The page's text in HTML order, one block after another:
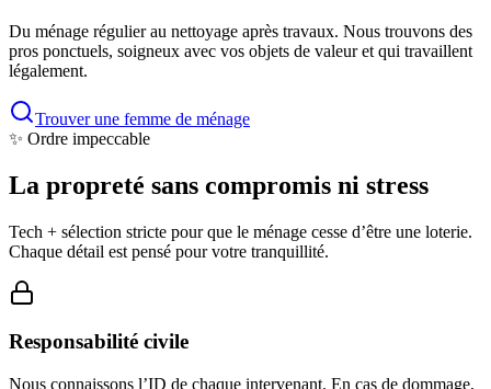
Du ménage régulier au nettoyage après travaux. Nous trouvons des
pros ponctuels, soigneux avec vos objets de valeur et qui travaillent
légalement.
Trouver une femme de ménage
✨ Ordre impeccable
La propreté sans compromis ni stress
Tech + sélection stricte pour que le ménage cesse d’être une loterie.
Chaque détail est pensé pour votre tranquillité.
Responsabilité civile
Nous connaissons l’ID de chaque intervenant. En cas de dommage,